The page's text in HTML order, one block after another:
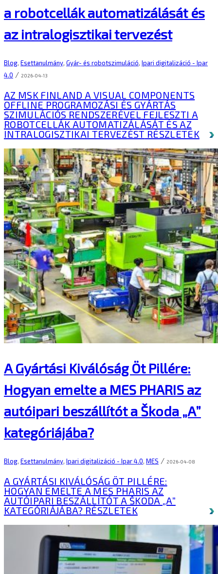
a robotcellák automatizálását és
az intralogisztikai tervezést
Blog, Esettanulmány, Gyár- és robotszimuláció, Ipari digitalizáció - Ipar
4.0 / 2026-04-13
AZ MSK FINLAND A VISUAL COMPONENTS
OFFLINE PROGRAMOZÁSI ÉS GYÁRTÁS
SZIMULÁCIÓS RENDSZERÉVEL FEJLESZTI A
ROBOTCELLÁK AUTOMATIZÁLÁSÁT ÉS AZ
INTRALOGISZTIKAI TERVEZÉST RÉSZLETEK
A Gyártási Kiválóság Öt Pillére:
Hogyan emelte a MES PHARIS az
autóipari beszállítót a Škoda „A”
kategóriájába?
Blog, Esettanulmány, Ipari digitalizáció - Ipar 4.0, MES / 2026-04-08
A GYÁRTÁSI KIVÁLÓSÁG ÖT PILLÉRE:
HOGYAN EMELTE A MES PHARIS AZ
AUTÓIPARI BESZÁLLÍTÓT A ŠKODA „A”
KATEGÓRIÁJÁBA? RÉSZLETEK